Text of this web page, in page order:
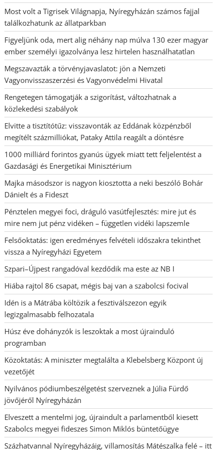
Most volt a Tigrisek Világnapja, Nyíregyházán számos fajjal
találkozhatunk az állatparkban
Figyeljünk oda, mert alig néhány nap múlva 130 ezer magyar
ember személyi igazolványa lesz hirtelen használhatatlan
Megszavazták a törvényjavaslatot: jön a Nemzeti
Vagyonvisszaszerzési és Vagyonvédelmi Hivatal
Rengetegen támogatják a szigorítást, változhatnak a
közlekedési szabályok
Elvitte a tisztítótűz: visszavonták az Eddának közpénzből
megítélt százmilliókat, Pataky Attila reagált a döntésre
1000 milliárd forintos gyanús ügyek miatt tett feljelentést a
Gazdasági és Energetikai Minisztérium
Majka másodszor is nagyon kiosztotta a neki beszóló Bohár
Dánielt és a Fideszt
Pénztelen megyei foci, dráguló vasútfejlesztés: mire jut és
mire nem jut pénz vidéken – független vidéki lapszemle
Felsőoktatás: igen eredményes felvételi időszakra tekinthet
vissza a Nyíregyházi Egyetem
Szpari–Újpest rangadóval kezdődik ma este az NB I
Hiába rajtol 86 csapat, mégis baj van a szabolcsi focival
Idén is a Mátrába költözik a fesztiválszezon egyik
legizgalmasabb felhozatala
Húsz éve dohányzók is leszoktak a most újrainduló
programban
Közoktatás: A miniszter megtalálta a Klebelsberg Központ új
vezetőjét
Nyilvános pódiumbeszélgetést szerveznek a Júlia Fürdő
jövőjéről Nyíregyházán
Elveszett a mentelmi jog, újraindult a parlamentből kiesett
Szabolcs megyei fideszes Simon Miklós büntetőügye
Százhatvannal Nyíregyházáig, villamosítás Mátészalka felé – itt